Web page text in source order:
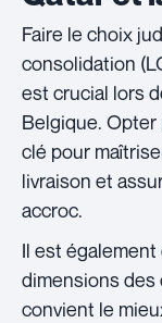
Faire le choix
consolidation
est crucial lors
Belgique.
clé pour
livraison et
accroc.
Il est
dimensions des
convient le